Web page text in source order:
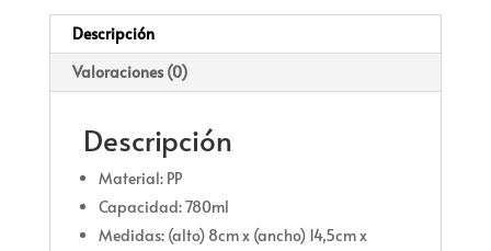
Descripción
Valoraciones (0)
Descripción
Material: PP
Capacidad: 780ml
Medidas: (alto) 8cm x (ancho) 14,5cm x